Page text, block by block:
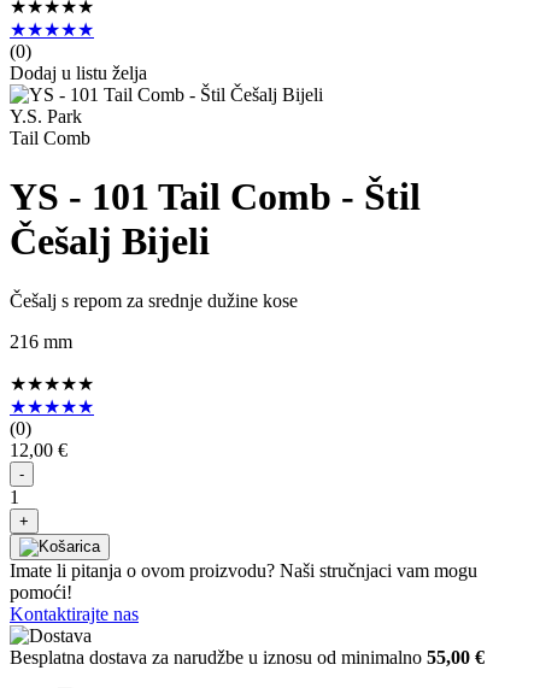
★★★★★
★★★★★
(0)
Dodaj u listu želja
Y.S. Park
Tail Comb
YS - 101 Tail Comb - Štil
Češalj Bijeli
Češalj s repom za srednje dužine kose
216 mm
★★★★★
★★★★★
(0)
12,00 €
-
1
+
Imate li pitanja o ovom proizvodu? Naši stručnjaci vam mogu
pomoći!
Kontaktirajte nas
Besplatna dostava za narudžbe u iznosu od minimalno 55,00 €